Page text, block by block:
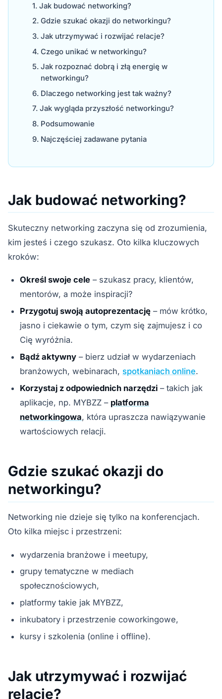
Jak budować networking?
Gdzie szukać okazji do networkingu?
Jak utrzymywać i rozwijać relacje?
Czego unikać w networkingu?
Jak rozpoznać dobrą i złą energię w
networkingu?
Dlaczego networking jest tak ważny?
Jak wygląda przyszłość networkingu?
Podsumowanie
Najczęściej zadawane pytania
Jak budować networking?
Skuteczny networking zaczyna się od zrozumienia,
kim jesteś i czego szukasz. Oto kilka kluczowych
kroków:
Określ swoje cele – szukasz pracy, klientów,
mentorów, a może inspiracji?
Przygotuj swoją autoprezentację – mów krótko,
jasno i ciekawie o tym, czym się zajmujesz i co
Cię wyróżnia.
Bądź aktywny – bierz udział w wydarzeniach
branżowych, webinarach, spotkaniach online.
Korzystaj z odpowiednich narzędzi – takich jak
aplikacje, np. MYBZZ – platforma
networkingowa, która upraszcza nawiązywanie
wartościowych relacji.
Gdzie szukać okazji do
networkingu?
Networking nie dzieje się tylko na konferencjach.
Oto kilka miejsc i przestrzeni:
wydarzenia branżowe i meetupy,
grupy tematyczne w mediach
społecznościowych,
platformy takie jak MYBZZ,
inkubatory i przestrzenie coworkingowe,
kursy i szkolenia (online i offline).
Jak utrzymywać i rozwijać
relacje?